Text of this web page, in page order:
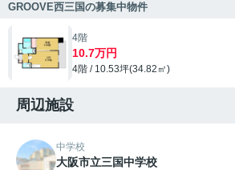
GROOVE西三国の募集中物件
4階
10.7万円
4階 / 10.53坪(34.82㎡)
周辺施設
中学校
大阪市立三国中学校